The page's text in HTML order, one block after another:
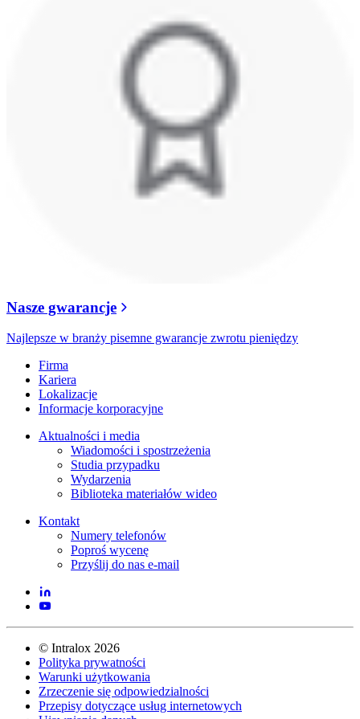
Nasze gwarancje
Najlepsze w branży pisemne gwarancje zwrotu pieniędzy
Firma
Kariera
Lokalizacje
Informacje korporacyjne
Aktualności i media
Wiadomości i spostrzeżenia
Studia przypadku
Wydarzenia
Biblioteka materiałów wideo
Kontakt
Numery telefonów
Poproś wycenę
Przyślij do nas e-mail
© Intralox 2026
Polityka prywatności
Warunki użytkowania
Zrzeczenie się odpowiedzialności
Przepisy dotyczące usług internetowych